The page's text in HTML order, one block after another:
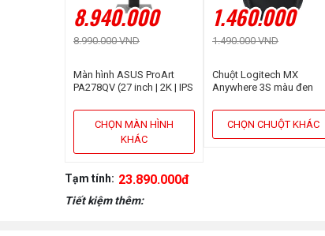
8.940.000
8.990.000 VND
Màn hình ASUS ProArt
PA278QV (27 inch | 2K | IPS
CHỌN MÀN HÌNH
KHÁC
1.460.000
1.490.000 VND
Chuột Logitech MX
Anywhere 3S màu đen
CHỌN CHUỘT KHÁC
Tạm tính: 23.890.000đ
Tiết kiệm thêm: